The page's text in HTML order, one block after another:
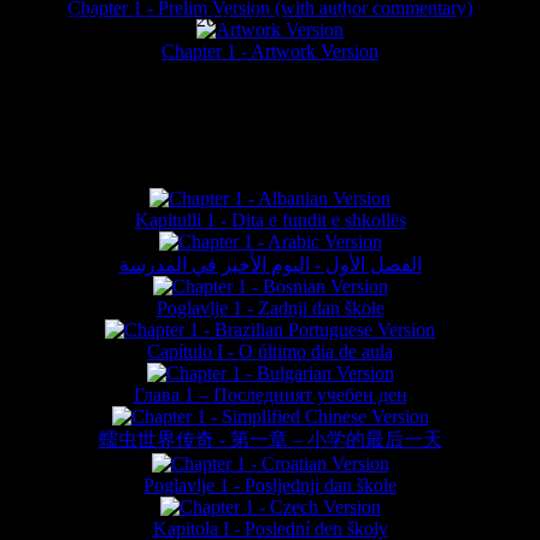
Chapter 1 - Prelim Version (with author commentary)
Chapter 1 - Artwork Version
Kapitulli 1 - Dita e fundit e shkollës
الفصل الأول - اليوم الأخير في المدرسة
Poglavlje 1 - Zadnji dan škole
Capítulo I - O último dia de aula
Глава 1 – Последният учебен ден
蠕虫世界传奇 - 第一章 – 小学的最后一天
Poglavlje 1 - Posljednji dan škole
Kapitola I - Poslední den školy
website © Daniel Lieske 2026 - Wormworld® is a registered